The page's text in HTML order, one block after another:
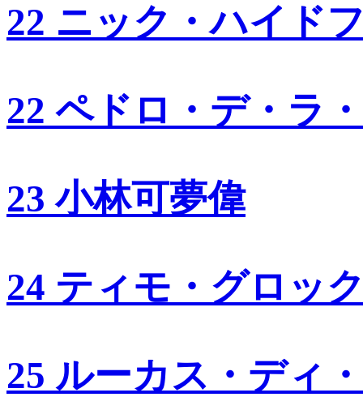
22 ニック・ハイド
22 ペドロ・デ・ラ
23 小林可夢偉
24 ティモ・グロッ
25 ルーカス・ディ